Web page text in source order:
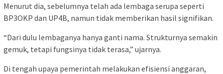
Menurut dia, sebelumnya telah ada lembaga serupa seperti
BP3OKP dan UP4B, namun tidak memberikan hasil signifikan.
“Dari dulu lembaganya hanya ganti nama. Strukturnya semakin
gemuk, tetapi fungsinya tidak terasa,” ujarnya.
Di tengah upaya pemerintah melakukan efisiensi anggaran,